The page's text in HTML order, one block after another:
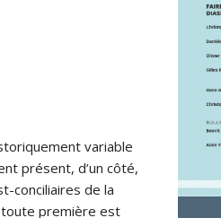
variable
présent, d’un côté,
conciliaires de la
toute première est